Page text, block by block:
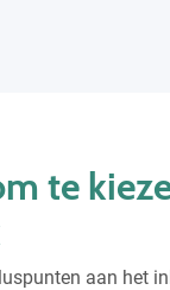
te
aan het